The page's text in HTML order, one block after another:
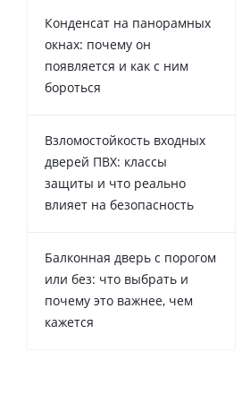
Конденсат на панорамных
окнах: почему он
появляется и как с ним
бороться
Взломостойкость входных
дверей ПВХ: классы
защиты и что реально
влияет на безопасность
Балконная дверь с порогом
или без: что выбрать и
почему это важнее, чем
кажется